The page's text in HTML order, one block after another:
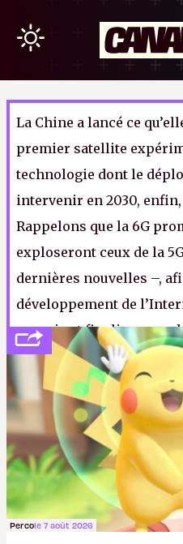
La Chine a lancé ce
premier satellite
technologie dont le
intervenir en 2030,
Rappelons que la 6G
exploseront ceux de la
dernières nouvelles –,
développement de
pourris et finaliser une
Percole 7 août 2026